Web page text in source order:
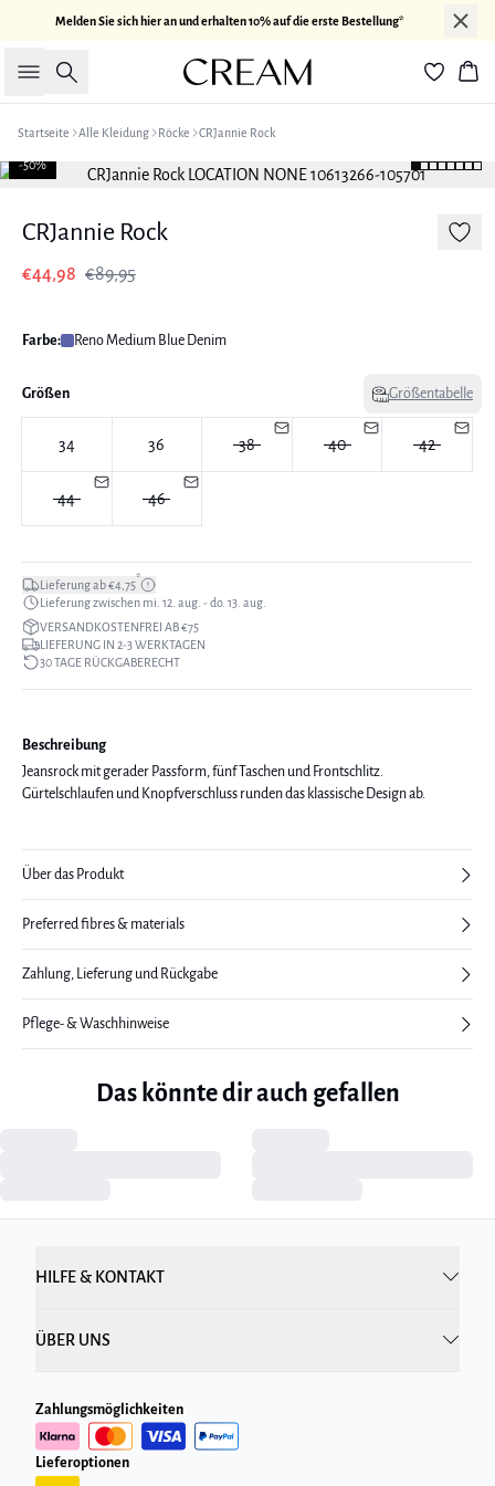
Melden Sie sich hier an und erhalten 10% auf die erste Bestellung*
Suche
Startseite Alle Kleidung Röcke CRJannie Rock
-50%
CRJannie Rock
€44,98 €89,95
Farbe: Reno Medium Blue Denim
Größen Größentabelle
34 36 38 40 42
44 46
Lieferung ab €4,75*
Lieferung zwischen mi. 12. aug. - do. 13. aug.
VERSANDKOSTENFREI AB €75
LIEFERUNG IN 2-3 WERKTAGEN
30 TAGE RÜCKGABERECHT
Beschreibung
Jeansrock mit gerader Passform, fünf Taschen und Frontschlitz.
Gürtelschlaufen und Knopfverschluss runden das klassische Design ab.
Über das Produkt
Preferred fibres & materials
Zahlung, Lieferung und Rückgabe
Pflege- & Waschhinweise
Das könnte dir auch gefallen
HILFE & KONTAKT
ÜBER UNS
Zahlungsmöglichkeiten
Lieferoptionen